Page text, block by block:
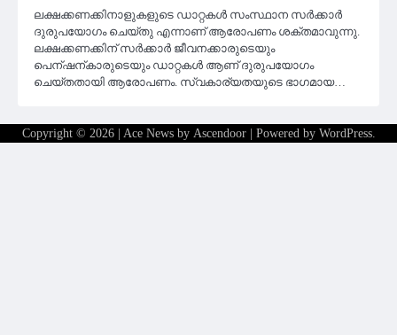
ലക്ഷക്കണക്കിനാളുകളുടെ ഡാറ്റകൾ സംസ്ഥാന സർക്കാർ
ദുരുപയോഗം ചെയ്‌തു എന്നാണ് ആരോപണം ശക്തമാവുന്നു.
ലക്ഷക്കണക്കിന് സർക്കാർ ജീവനക്കാരുടെയും
പെന്ഷന്കാരുടെയും ഡാറ്റകൾ ആണ് ദുരുപയോഗം
ചെയ്തതായി ആരോപണം. സ്വകാര്യതയുടെ ഭാഗമായ…
Copyright © 2026 | Ace News by Ascendoor| Powered by WordPress.